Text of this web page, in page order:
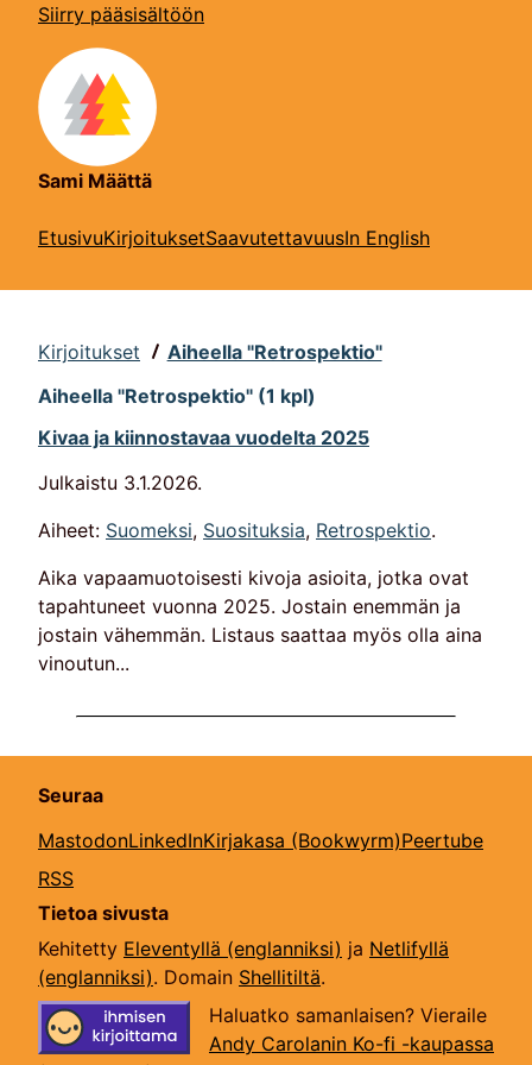
Siirry pääsisältöön
Sami Määttä
EtusivuKirjoituksetSaavutettavuusIn English
Kirjoitukset
Aiheella "Retrospektio"
Aiheella "Retrospektio" (1 kpl)
Kivaa ja kiinnostavaa vuodelta 2025
Julkaistu 3.1.2026.
Aiheet: Suomeksi, Suosituksia, Retrospektio.
Aika vapaamuotoisesti kivoja asioita, jotka ovat
tapahtuneet vuonna 2025. Jostain enemmän ja
jostain vähemmän. Listaus saattaa myös olla aina
vinoutun...
Seuraa
MastodonLinkedInKirjakasa (Bookwyrm)Peertube
RSS
Tietoa sivusta
Kehitetty Eleventyllä (englanniksi) ja Netlifyllä
(englanniksi). Domain Shellitiltä.
Haluatko samanlaisen? Vieraile
Andy Carolanin Ko-fi -kaupassa